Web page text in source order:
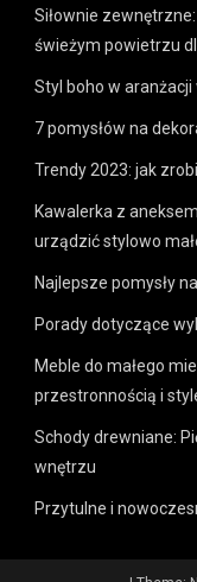
Siłownie
świeżym powietrzu
Styl boho w
7 pomysłów na
Trendy 2023: jak
Kawalerka z
urządzić stylowo
Najlepsze pomysły
Porady dotyczące
Meble do małego
przestronnością i
Schody drewniane:
wnętrzu
Przytulne i